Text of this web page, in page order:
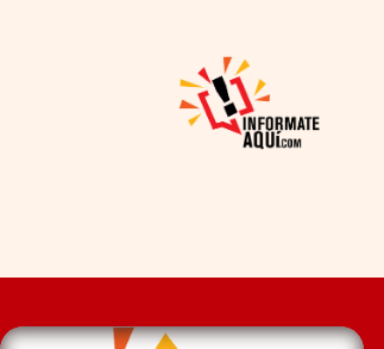
permitido la producción de
alternativas genéricas tanto
rentables e igual de eficaces
En su mayor parte, ambos